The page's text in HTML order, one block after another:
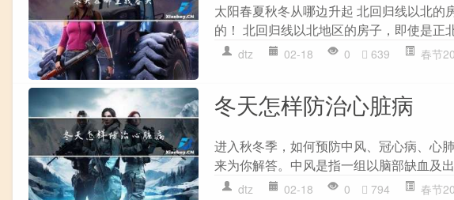
太阳春夏秋冬从哪边升起 北回归线以北
的！ 北回归线以北地区的房子，即使是正
dtz 02-18 0 639 春节
冬天怎样防治心脏病
进入秋冬季，如何预防中风、冠心病、心
来为你解答。中风是指一组以脑部缺血及
dtz 02-18 0 794 春节